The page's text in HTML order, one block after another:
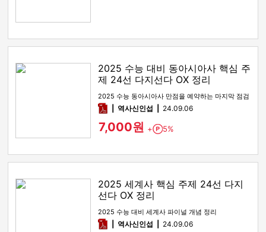
2025 수능 대비 동아시아사 핵심 주
제 24선 다지선다 OX 정리
2025 수능 동아시아사 만점을 예약하는 마지막 점검
pdf역사신인섭 24.09.06
7,000원 + Point
5%
2025 세계사 핵심 주제 24선 다지
선다 OX 정리
2025 수능 대비 세계사 파이널 개념 정리
pdf역사신인섭 24.09.06